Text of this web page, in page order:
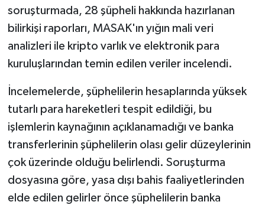
soruşturmada, 28 şüpheli hakkında hazırlanan
bilirkişi raporları, MASAK'ın yığın mali veri
analizleri ile kripto varlık ve elektronik para
kuruluşlarından temin edilen veriler incelendi.
İncelemelerde, şüphelilerin hesaplarında yüksek
tutarlı para hareketleri tespit edildiği, bu
işlemlerin kaynağının açıklanamadığı ve banka
transferlerinin şüphelilerin olası gelir düzeylerinin
çok üzerinde olduğu belirlendi. Soruşturma
dosyasına göre, yasa dışı bahis faaliyetlerinden
elde edilen gelirler önce şüphelilerin banka